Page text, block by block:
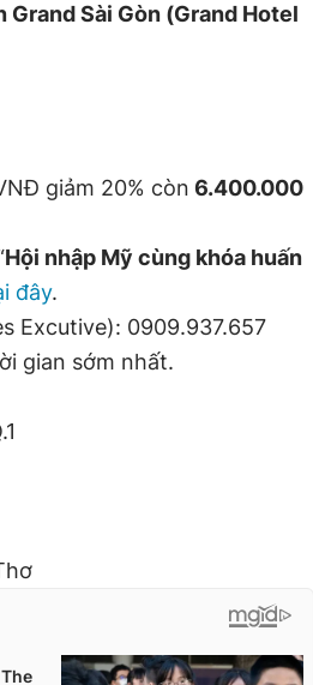
Grand Sài Gòn (Grand Hotel
giảm 20% còn 6.400.000
Hội nhập Mỹ cùng khóa huấn
đây.
Excutive): 0909.937.657
gian sớm nhất.